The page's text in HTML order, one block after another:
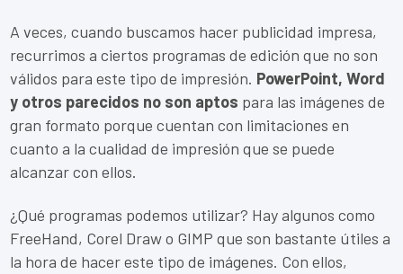
A veces, cuando buscamos hacer publicidad impresa,
recurrimos a ciertos programas de edición que no son
válidos para este tipo de impresión. PowerPoint, Word
y otros parecidos no son aptos para las imágenes de
gran formato porque cuentan con limitaciones en
cuanto a la cualidad de impresión que se puede
alcanzar con ellos.
¿Qué programas podemos utilizar? Hay algunos como
FreeHand, Corel Draw o GIMP que son bastante útiles a
la hora de hacer este tipo de imágenes. Con ellos,